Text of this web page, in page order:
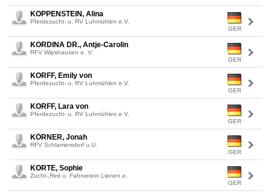
GER
KOPPENSTEIN, Alina
Pferdezucht- u. RV Luhmühlen e.V.
GER
KORDINA DR., Antje-Carolin
RFV Wipshausen e. V.
GER
KORFF, Emily von
Pferdezucht- u. RV Luhmühlen e.V.
GER
KORFF, Lara von
Pferdezucht- u. RV Luhmühlen e.V.
GER
KÖRNER, Jonah
RFV Schlamersdorf u.U.
GER
KORTE, Sophie
Zucht-,Reit u. Fahrverein Lienen e.